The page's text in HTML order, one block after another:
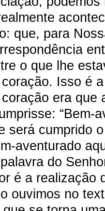
que, para
o que lhe
Isso é
era que
“Bem-
será cumprido
aventurado
do
é a realização
ouvimos no